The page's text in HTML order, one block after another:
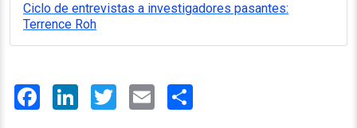
Ciclo de entrevistas a investigadores pasantes:
Terrence Roh
FacebookLinkedInTwitter Email